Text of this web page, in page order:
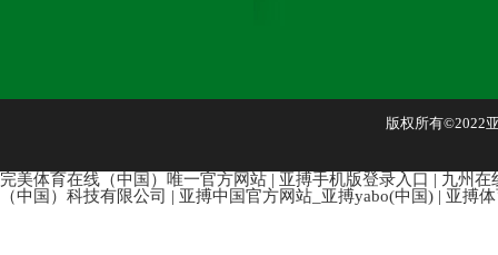
版权所有©2022
完美体育在线（中国）唯一官方网站 | 亚搏手机版登录入口 | 九州在
（中国）科技有限公司 | 亚搏中国官方网站_亚搏yabo(中国) | 亚搏